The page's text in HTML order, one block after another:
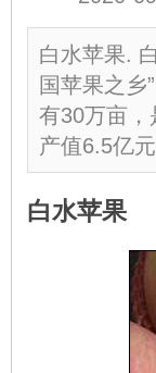
白水苹果.
国苹果之乡
有30万亩
产值6.5亿
白水苹果